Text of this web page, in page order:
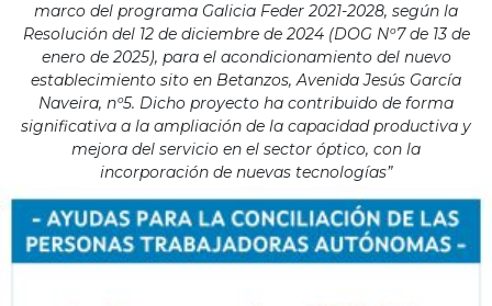
marco del programa Galicia Feder 2021-2028, según la
Resolución del 12 de diciembre de 2024 (DOG Nº7 de 13 de
enero de 2025), para el acondicionamiento del nuevo
establecimiento sito en Betanzos, Avenida Jesús García
Naveira, nº5. Dicho proyecto ha contribuido de forma
significativa a la ampliación de la capacidad productiva y
mejora del servicio en el sector óptico, con la
incorporación de nuevas tecnologías”